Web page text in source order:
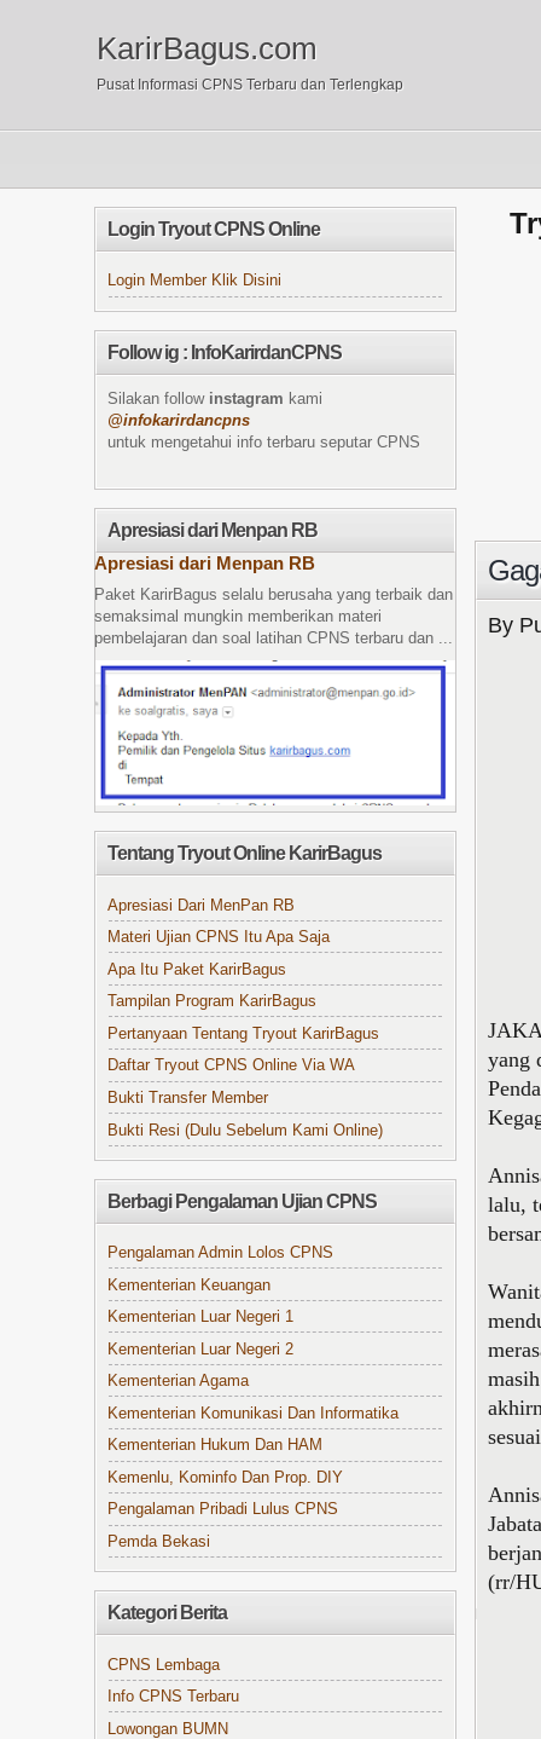
KarirBagus.com
Pusat Informasi CPNS Terbaru dan Terlengkap
By
yang
lalu,
(rr/
Login Tryout CPNS Online
Login Member Klik Disini
Follow ig : InfoKarirdanCPNS
Silakan follow instagram kami
@infokarirdancpns
untuk mengetahui info terbaru seputar CPNS
Apresiasi dari Menpan RB
Apresiasi dari Menpan RB
Paket KarirBagus selalu berusaha yang terbaik dan
semaksimal mungkin memberikan materi
pembelajaran dan soal latihan CPNS terbaru dan ...
Tentang Tryout Online KarirBagus
Apresiasi Dari MenPan RB
Materi Ujian CPNS Itu Apa Saja
Apa Itu Paket KarirBagus
Tampilan Program KarirBagus
Pertanyaan Tentang Tryout KarirBagus
Daftar Tryout CPNS Online Via WA
Bukti Transfer Member
Bukti Resi (Dulu Sebelum Kami Online)
Berbagi Pengalaman Ujian CPNS
Pengalaman Admin Lolos CPNS
Kementerian Keuangan
Kementerian Luar Negeri 1
Kementerian Luar Negeri 2
Kementerian Agama
Kementerian Komunikasi Dan Informatika
Kementerian Hukum Dan HAM
Kemenlu, Kominfo Dan Prop. DIY
Pengalaman Pribadi Lulus CPNS
Pemda Bekasi
Kategori Berita
CPNS Lembaga
Info CPNS Terbaru
Lowongan BUMN